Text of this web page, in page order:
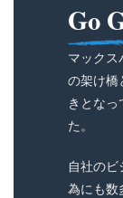
Go
マックス
の架け橋
きとなっ
た。
自社の
為にも数